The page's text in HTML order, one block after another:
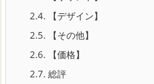
2.4. 【デザイン】
2.5. 【その他】
2.6. 【価格】
2.7. 総評